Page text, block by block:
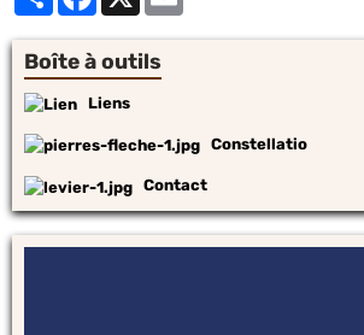
Boîte à outils
Liens
Constellatio
Contact